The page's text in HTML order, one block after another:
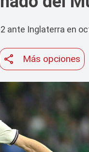
ante Inglaterra en
Más opciones